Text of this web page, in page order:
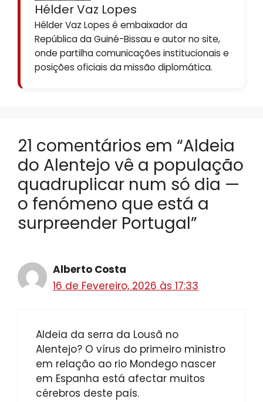
Hélder Vaz Lopes
Hélder Vaz Lopes é embaixador da
República da Guiné-Bissau e autor no site,
onde partilha comunicações institucionais e
posições oficiais da missão diplomática.
21 comentários em “Aldeia
do Alentejo vê a população
quadruplicar num só dia —
o fenómeno que está a
surpreender Portugal”
Alberto Costa
16 de Fevereiro, 2026 às 17:33
Aldeia da serra da Lousã no
Alentejo? O vírus do primeiro ministro
em relação ao rio Mondego nascer
em Espanha está afectar muitos
cérebros deste país.